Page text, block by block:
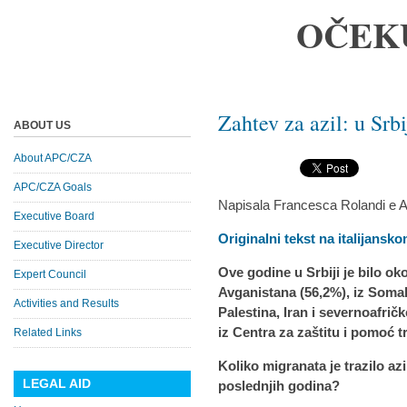
Zahtev za azil: u
Napisala Francesca Rolandi e
Originalni tekst na
Ove godine u Srbiji je bilo
Avganistana (56,2%), iz
Palestina, Iran i
iz Centra za zaštitu i pomoć
Koliko migranata je trazilo
poslednjih godina?
ABOUT US
About APC/CZA
APC/CZA Goals
Executive Board
Executive Director
Expert Council
Activities and Results
Related Links
LEGAL AID